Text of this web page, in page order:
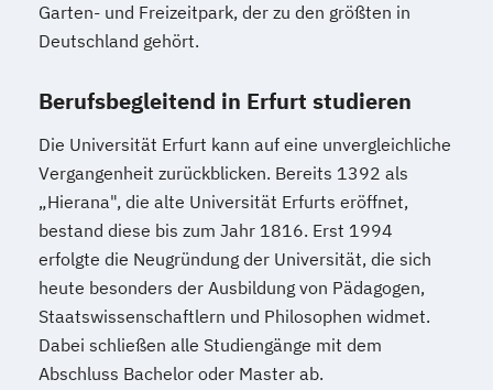
Garten- und Freizeitpark, der zu den größten in
Deutschland gehört.
Berufsbegleitend in Erfurt studieren
Die Universität Erfurt kann auf eine unvergleichliche
Vergangenheit zurückblicken. Bereits 1392 als
„Hierana", die alte Universität Erfurts eröffnet,
bestand diese bis zum Jahr 1816. Erst 1994
erfolgte die Neugründung der Universität, die sich
heute besonders der Ausbildung von Pädagogen,
Staatswissenschaftlern und Philosophen widmet.
Dabei schließen alle Studiengänge mit dem
Abschluss Bachelor oder Master ab.